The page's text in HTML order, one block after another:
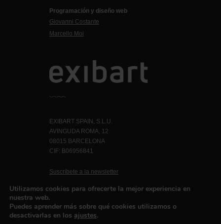
Programación y diseño web
Giovanni Costante
Marcello Moi
EXIBART SPAIN, S.L.U.
AVINGUDA ROMA, 12
08015 BARCELONA
CIF: B06956841
Suscríbete a la newsletter
Política de privacidad
Utilizamos cookies para ofrecerte la mejor experiencia en
nuestra web.
Puedes aprender más sobre qué cookies utilizamos o
desactivarlas en los ajustes.